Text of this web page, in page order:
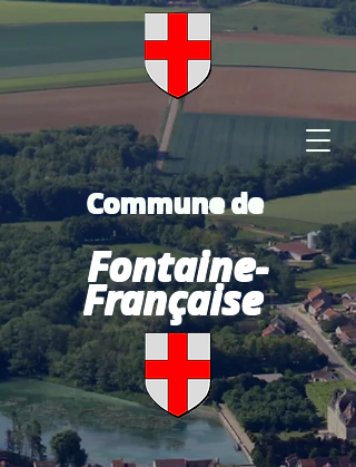
Commune de
Fontaine-
Française